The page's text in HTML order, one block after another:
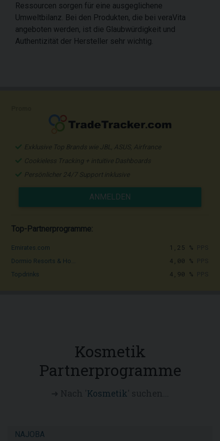
Ressourcen sorgen für eine ausgeglichene
Umweltbilanz. Bei den Produkten, die bei veraVita
angeboten werden, ist die Glaubwürdigkeit und
Authentizität der Hersteller sehr wichtig.
Exklusive Top Brands wie JBL, ASUS, Airfrance
Cookieless Tracking + intuitive Dashboards
Persönlicher 24/7 Support inklusive
ANMELDEN
Top-Partnerprogramme:
Emirates.com 1,25 %
Dormio Resorts & Ho... 4,00 %
Topdrinks 4,90 %
Kosmetik
Partnerprogramme
Kosmetik
NAJOBA